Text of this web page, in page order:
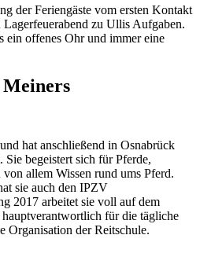
der Feriengäste vom ersten Kontakt
zu Ullis Aufgaben.
ein offenes Ohr und immer eine
hat anschließend in Osnabrück
Sie begeistert sich für Pferde,
allem Wissen rund ums Pferd.
sie auch den IPZV
2017 arbeitet sie voll auf dem
für die tägliche
Organisation der Reitschule.